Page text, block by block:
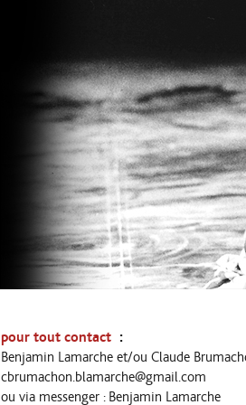
pour tout contact :
Benjamin Lamarche et/ou Claude
cbrumachon.blamarche@gmail.com
ou via messenger : Benjamin Lamarche